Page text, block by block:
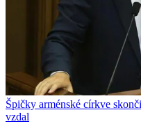
Špičky arménské církve
vzdal